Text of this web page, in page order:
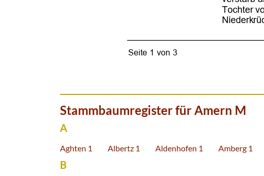

Stammbaumregister für Amern M
A
Aghten 1 Albertz 1 Aldenhofen 1 Amberg 1
B